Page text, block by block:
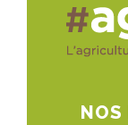
NOS